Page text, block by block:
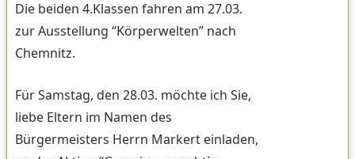
Die beiden 4.Klassen fahren am 27.03.
zur Ausstellung “Körperwelten” nach
Chemnitz.
Für Samstag, den 28.03. möchte ich Sie,
liebe Eltern im Namen des
Bürgermeisters Herrn Markert einladen,